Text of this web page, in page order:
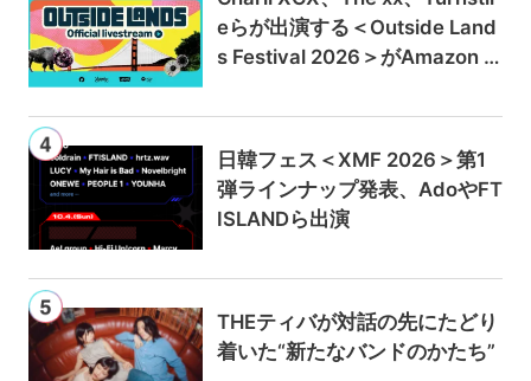
eらが出演する＜Outside Land
s Festival 2026＞がAmazon M
ブ配信
日韓フェス＜XMF 2026＞第1
弾ラインナップ発表、AdoやFT
ISLANDら出演
THEティバが対話の先にたどり
着いた“新たなバンドのかたち”